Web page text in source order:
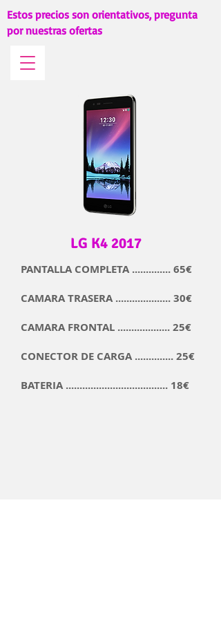
Estos precios son orientativos, pregunta
por nuestras ofertas
LG K4 2017
PANTALLA COMPLETA .............. 65€
CAMARA TRASERA .................... 30€
CAMARA FRONTAL ................... 25€
CONECTOR DE CARGA .............. 25€
BATERIA ..................................... 18€